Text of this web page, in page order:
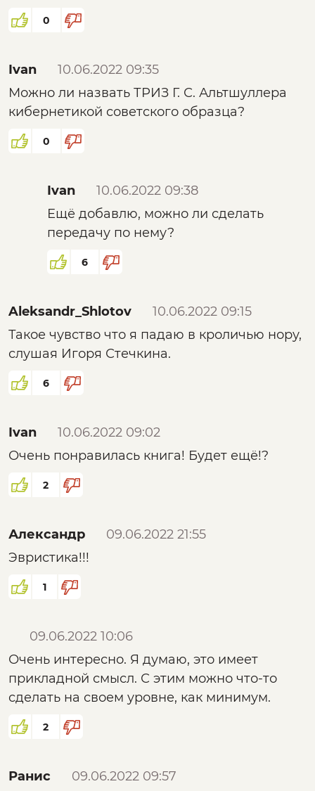
0
Ivan
10.06.2022 09:35
Можно ли назвать ТРИЗ Г. С. Альтшуллера
кибернетикой советского образца?
0
Ivan
10.06.2022 09:38
Ещё добавлю, можно ли сделать
передачу по нему?
6
Aleksandr_Shlotov
10.06.2022 09:15
Такое чувство что я падаю в кроличью нору,
слушая Игоря Стечкина.
6
Ivan
10.06.2022 09:02
Очень понравилась книга! Будет ещё!?
2
Александр
09.06.2022 21:55
Эвристика!!!
1
09.06.2022 10:06
Очень интересно. Я думаю, это имеет
прикладной смысл. С этим можно что-то
сделать на своем уровне, как минимум.
2
Ранис
09.06.2022 09:57